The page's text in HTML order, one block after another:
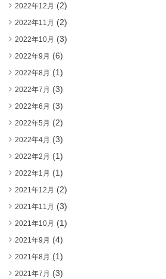
2022年12月 (2)
2022年11月 (2)
2022年10月 (3)
2022年9月 (6)
2022年8月 (1)
2022年7月 (3)
2022年6月 (3)
2022年5月 (2)
2022年4月 (3)
2022年2月 (1)
2022年1月 (1)
2021年12月 (2)
2021年11月 (3)
2021年10月 (1)
2021年9月 (4)
2021年8月 (1)
2021年7月 (3)